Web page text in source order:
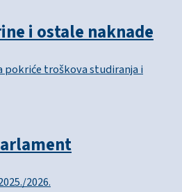
i ostale naknade
pokriće troškova studiranja i
2026.